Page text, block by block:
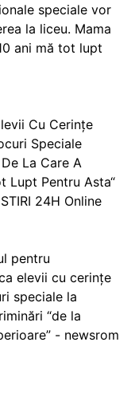
speciale vor
la liceu. Mama
ani mă tot lupt
Cu Cerințe
Speciale
La Care A
Lupt Pentru Asta“
24H Online
pentru
elevii cu cerințe
speciale la
“de la
- newsrom